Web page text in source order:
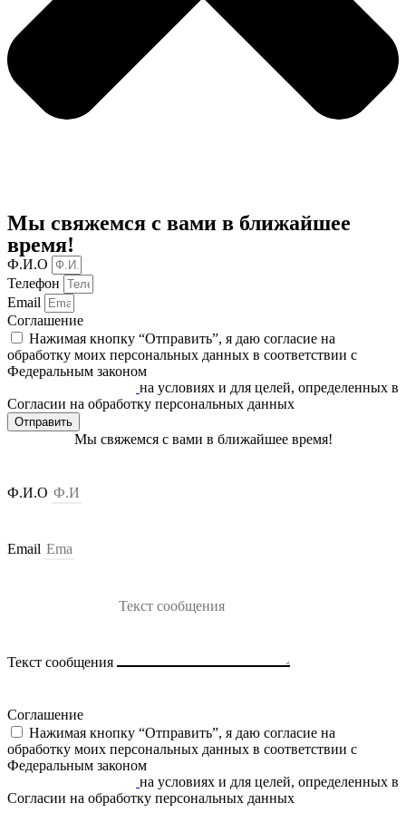
Мы свяжемся с вами в ближайшее
время!
Ф.И.О
Телефон
Email
Соглашение
Нажимая кнопку “Отправить”, я даю согласие на
обработку моих персональных данных в соответствии c
Федеральным законом
на условиях и для целей, определенных в
Согласии на обработку персональных данных
Отправить
Мы свяжемся с вами в ближайшее время!
Ф.И.О
Email
Текст сообщения
Соглашение
Нажимая кнопку “Отправить”, я даю согласие на
обработку моих персональных данных в соответствии c
Федеральным законом
на условиях и для целей, определенных в
Согласии на обработку персональных данных